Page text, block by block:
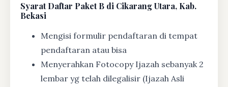
SyaratDaftar Paket B di Cikarang Utara, Kab.
Bekasi
Mengisi formulir pendaftaran di tempat
pendaftaran atau bisa
Menyerahkan Fotocopy Ijazah sebanyak 2
lembar yg telah dilegalisir (Ijazah Asli